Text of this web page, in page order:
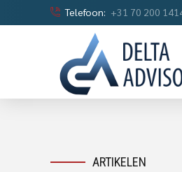
Telefoon: +31 70 200
ARTIKELEN